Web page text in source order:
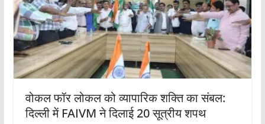
वोकल फॉर लोकल को व्यापारिक शक्ति का संबल:
दिल्ली में FAIVM ने दिलाई 20 सूत्रीय शपथ